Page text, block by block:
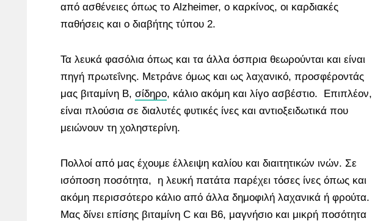
από ασθένειες όπως το Alzheimer, ο καρκίνος, οι καρδιακές
παθήσεις και ο διαβήτης τύπου 2.
Τα λευκά φασόλια όπως και τα άλλα όσπρια θεωρούνται και είναι
πηγή πρωτεΐνης. Μετράνε όμως και ως λαχανικό, προσφέροντάς
μας βιταμίνη Β, σίδηρο, κάλιο ακόμη και λίγο ασβέστιο. Επιπλέον,
είναι πλούσια σε διαλυτές φυτικές ίνες και αντιοξειδωτικά που
μειώνουν τη χοληστερίνη.
Πολλοί από μας έχουμε έλλειψη καλίου και διαιτητικών ινών. Σε
ισόποση ποσότητα, η λευκή πατάτα παρέχει τόσες ίνες όπως και
ακόμη περισσότερο κάλιο από άλλα δημοφιλή λαχανικά ή φρούτα.
Μας δίνει επίσης βιταμίνη C και Β6, μαγνήσιο και μικρή ποσότητα